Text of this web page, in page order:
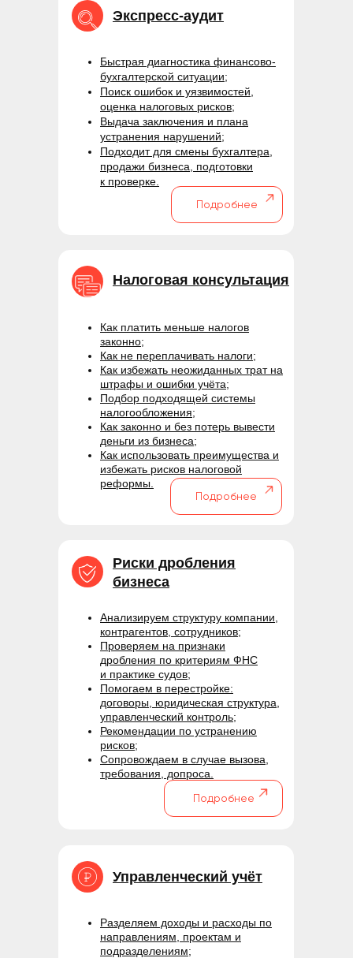
Налоговая консультация
Как платить меньше налогов
законно;
Как не переплачивать налоги;
Как избежать неожиданных трат на
штрафы и ошибки учёта;
Подбор подходящей системы
налогообложения;
Как законно и без потерь вывести
деньги из бизнеса;
Как использовать преимущества и
избежать рисков налоговой
реформы.
Подробнее
Риски дробления
бизнеса
Анализируем структуру компании,
контрагентов, сотрудников;
Проверяем на признаки
дробления по критериям ФНС
и практике судов;
Помогаем в перестройке:
договоры, юридическая структура,
управленческий контроль;
Рекомендации по устранению
рисков;
Сопровождаем в случае вызова,
требования, допроса.
Подробнее
Экспресс-аудит
Быстрая диагностика финансово-
бухгалтерской ситуации;
Поиск ошибок и уязвимостей,
оценка налоговых рисков;
Выдача заключения и плана
устранения нарушений;
Подходит для смены бухгалтера,
продажи бизнеса, подготовки
к проверке.
Подробнее
Управленческий учёт
Разделяем доходы и расходы по
направлениям, проектам и
подразделениям;